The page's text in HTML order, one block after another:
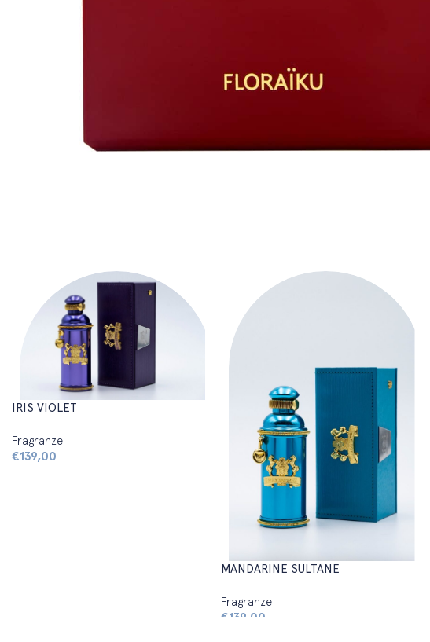
IRIS VIOLET
Fragranze
€139,00
MANDARINE SULTANE
Fragranze
€139,00